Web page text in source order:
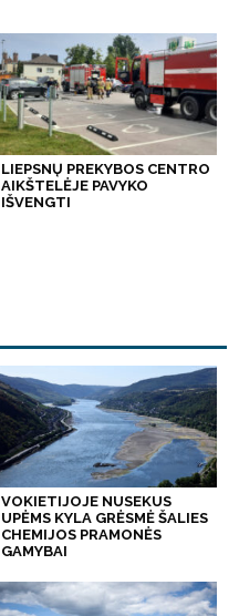
LIEPSNŲ PREKYBOS CENTRO
AIKŠTELĖJE PAVYKO
IŠVENGTI
VOKIETIJOJE NUSEKUS
UPĖMS KYLA GRĖSMĖ ŠALIES
CHEMIJOS PRAMONĖS
GAMYBAI